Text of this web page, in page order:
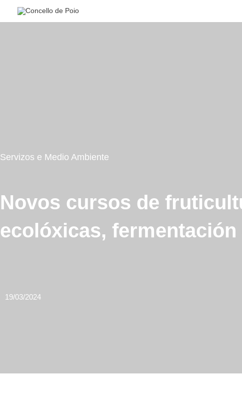
Servizos e Medio Ambiente
Novos cursos de
ecolóxicas,
19/03/2024